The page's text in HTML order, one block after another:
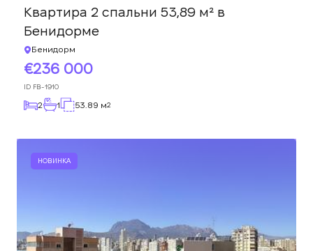
Квартира 2 спальни 53,89 м² в
Бенидорме
Бенидорм
236 000
ID FB-1910
2 1 53.89 м2
НОВИНКА